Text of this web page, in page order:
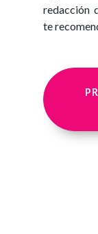
redacción
te